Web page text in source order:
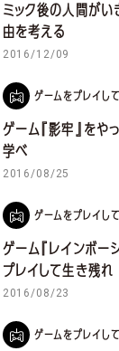
ミック後の人間がい
由を考える
2016/12/09
ゲームをプレイして
ゲーム『影牢』をや
学べ
2016/08/25
ゲームをプレイして
ゲーム『レインボー
プレイして生き残れ
2016/08/23
ゲームをプレイして